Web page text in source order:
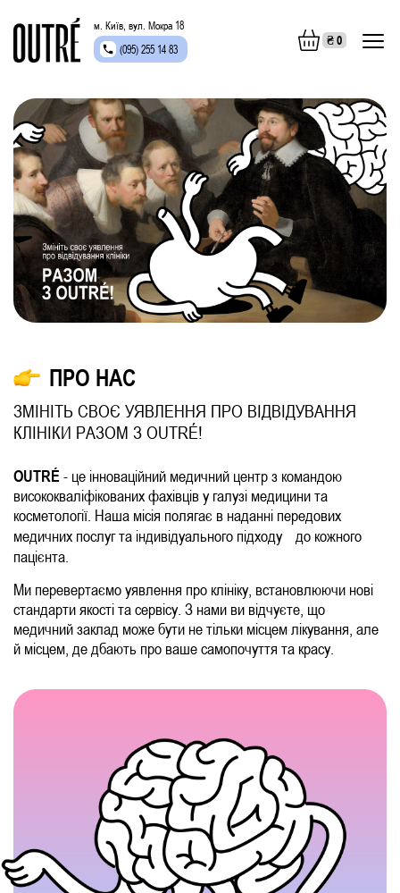
м. Київ, вул. Мокра 18
(095) 255 14 83
₴0
ПРО НАС
ЗМІНІТЬ СВОЄ УЯВЛЕННЯ ПРО ВІДВІДУВАННЯ
КЛІНІКИ РАЗОМ З OUTRÉ!
OUTRÉ- це інноваційний медичний центр з командою
висококваліфікованих фахівців у галузі медицини та
косметології. Наша місія полягає в наданні передових
медичних послуг та індивідуального підходу до кожного
пацієнта.
Ми перевертаємо уявлення про клініку, встановлюючи нові
стандарти якості та сервісу. З нами ви відчуєте, що
медичний заклад може бути не тільки місцем лікування, але
й місцем, де дбають про ваше самопочуття та красу.